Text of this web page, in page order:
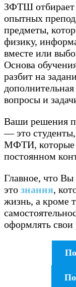
ЗФТШ отбирает
опытных
предметы,
физику,
вместе или
Основа
разбит на
вопросы и
Ваши решения
— это
МФТИ, которые
постоянном
Главное, что Вы
это знания,
жизнь, а кроме
оформлять